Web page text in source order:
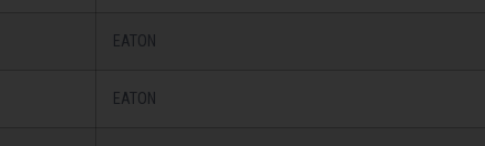
EATON
EATON